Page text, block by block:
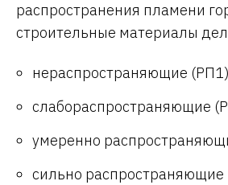
распространения пламени
строительные материалы
нераспространяющие (РП1)
слабораспространяющие
умеренно
сильно